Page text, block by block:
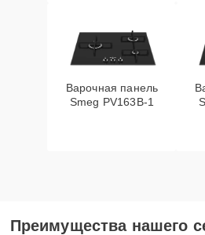
Варочная панель
Smeg PV163B-1
Преимущества нашего